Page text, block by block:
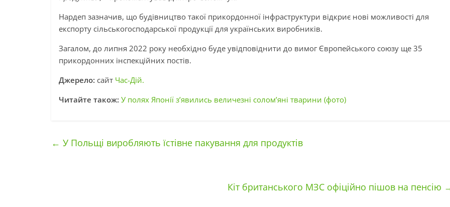
Нардеп зазначив, що будівництво такої прикордонної інфраструктури відкриє нові можливості для
експорту сільськогосподарської продукції для українських виробників.
Загалом, до липня 2022 року необхідно буде увідповіднити до вимог Європейського союзу ще 35
прикордонних інспекційних постів.
Джерело: сайт Час-Дій.
Читайте також: У полях Японії з’явились величезні солом’яні тварини (фото)
← У Польщі виробляють їстівне пакування для продуктів
Кіт британського МЗС офіційно пішов на пенсію